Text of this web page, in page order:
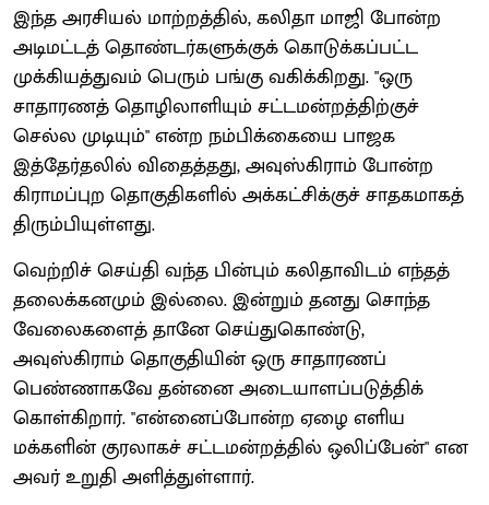
இந்த அரசியல் மாற்றத்தில், கலிதா மாஜி போன்ற
அடிமட்டத் தொண்டர்களுக்குக் கொடுக்கப்பட்ட
முக்கியத்துவம் பெரும் பங்கு வகிக்கிறது. "ஒரு
சாதாரணத் தொழிலாளியும் சட்டமன்றத்திற்குச்
செல்ல முடியும்" என்ற நம்பிக்கையை பாஜக
இத்தேர்தலில் விதைத்தது, அவுஸ்கிராம் போன்ற
கிராமப்புற தொகுதிகளில் அக்கட்சிக்குச் சாதகமாகத்
திரும்பியுள்ளது.
வெற்றிச் செய்தி வந்த பின்பும் கலிதாவிடம் எந்தத்
தலைக்கனமும் இல்லை. இன்றும் தனது சொந்த
வேலைகளைத் தானே செய்துகொண்டு,
அவுஸ்கிராம் தொகுதியின் ஒரு சாதாரணப்
பெண்ணாகவே தன்னை அடையாளப்படுத்திக்
கொள்கிறார். "என்னைப்போன்ற ஏழை எளிய
மக்களின் குரலாகச் சட்டமன்றத்தில் ஒலிப்பேன்" என
அவர் உறுதி அளித்துள்ளார்.